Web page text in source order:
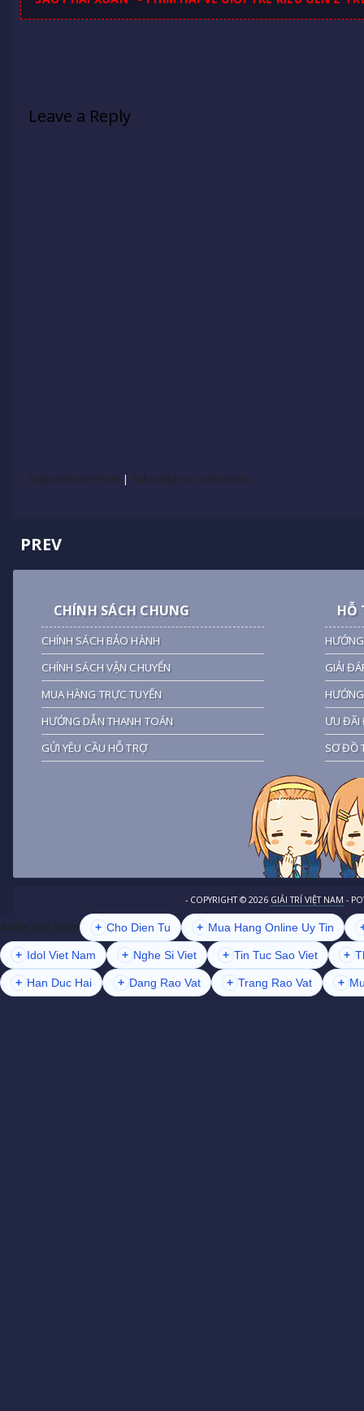
Leave a Reply
Subscribe to Posts | Subscribe to Comments
PREV
CHÍNH SÁCH CHUNG
CHÍNH SÁCH BẢO HÀNH
CHÍNH SÁCH VẬN CHUYỂN
MUA HÀNG TRỰC TUYẾN
HƯỚNG DẪN THANH TOÁN
GỬI YÊU CẦU HỖ TRỢ
HỖ
GIẢI
ƯU ĐÃI
SƠ ĐỒ
- COPYRIGHT © 2026 GIẢI TRÍ VIỆT NAM -
Khám phá thêm + Cho Dien Tu + Mua Hang Online Uy Tin
+ Idol Viet Nam + Nghe Si Viet + Tin Tuc Sao Viet +
+ Han Duc Hai + Dang Rao Vat + Trang Rao Vat +